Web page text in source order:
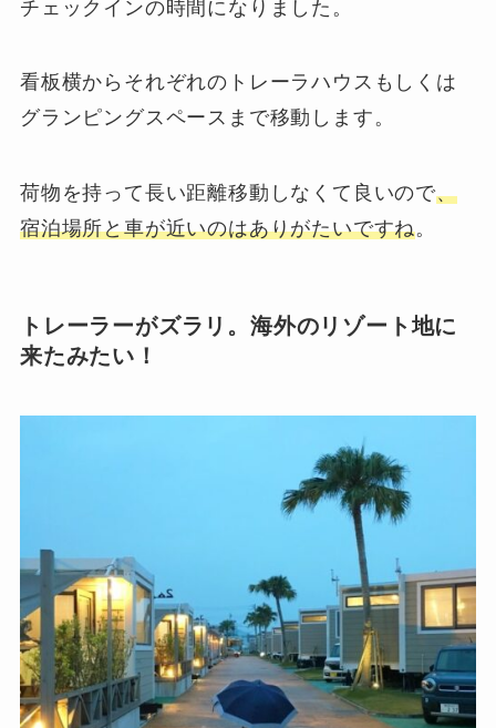
チェックインの時間になりました。
看板横からそれぞれのトレーラハウスもしくは
グランピングスペースまで移動します。
荷物を持って長い距離移動しなくて良いので、
宿泊場所と車が近いのはありがたいですね。
トレーラーがズラリ。海外のリゾート地に
来たみたい！